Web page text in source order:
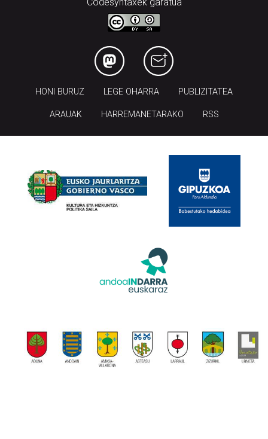
LEGE OHARRA
ARAUAK HARREMANETARAKO RSS